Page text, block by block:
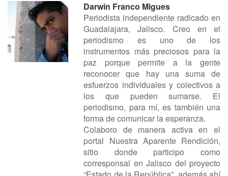
Darwin Franco Migues
Periodista independiente radicado en
Guadalajara, Jalisco. Creo en el
periodismo es uno de los
instrumentos más preciosos para la
paz porque permite a la gente
reconocer que hay una suma de
esfuerzos individuales y colectivos a
los que pueden sumarse. El
periodismo, para mí, es también una
forma de comunicar la esperanza.
Colaboro de manera activa en el
portal Nuestra Aparente Rendición,
sitio donde participo como
corresponsal en Jalisco del proyecto